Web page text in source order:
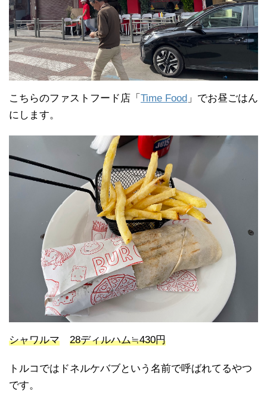
こちらのファストフード店「 Time Food 」でお昼ごはん
にします。
シャワルマ 28ディルハム≒430円
トルコではドネルケバブという名前で呼ばれてるやつ
です。